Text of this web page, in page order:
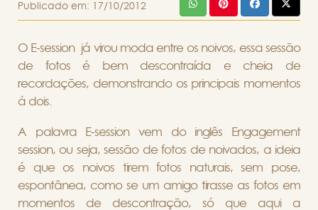
Publicado em: 17/10/2012
O E-session já virou moda entre os noivos, essa sessão
de fotos é bem descontraída e cheia de
recordações, demonstrando os principais momentos
á dois.
A palavra E-session vem do inglês Engagement
session, ou seja, sessão de fotos de noivados, a ideia
é que os noivos tirem fotos naturais, sem pose,
espontânea, como se um amigo tirasse as fotos em
momentos de descontração, só que aqui a